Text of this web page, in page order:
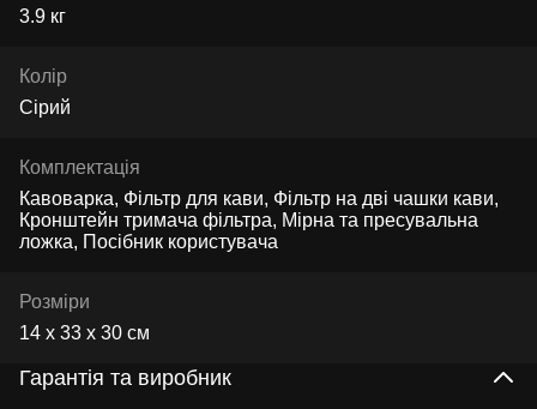
3.9 кг
Колір
Сірий
Комплектація
Кавоварка, Фільтр для кави, Фільтр на дві чашки кави,
Кронштейн тримача фільтра, Мірна та пресувальна
ложка, Посібник користувача
Розміри
14 х 33 х 30 см
Гарантія та виробник